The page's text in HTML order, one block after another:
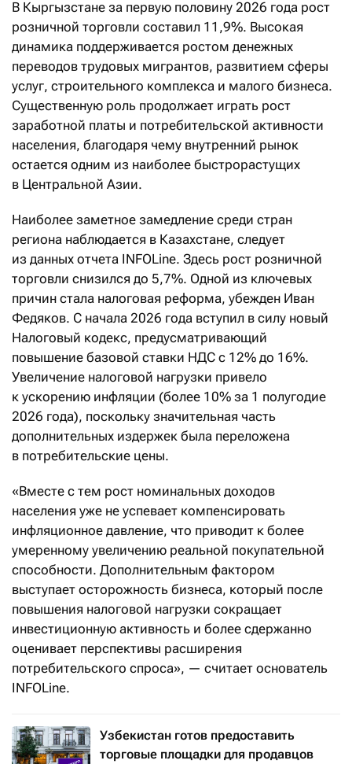
В Кыргызстане за первую половину 2026 года рост
розничной торговли составил 11,9%. Высокая
динамика поддерживается ростом денежных
переводов трудовых мигрантов, развитием сферы
услуг, строительного комплекса и малого бизнеса.
Существенную роль продолжает играть рост
заработной платы и потребительской активности
населения, благодаря чему внутренний рынок
остается одним из наиболее быстрорастущих
в Центральной Азии.
Наиболее заметное замедление среди стран
региона наблюдается в Казахстане, следует
из данных отчета INFOLine. Здесь рост розничной
торговли снизился до 5,7%. Одной из ключевых
причин стала налоговая реформа, убежден Иван
Федяков. С начала 2026 года вступил в силу новый
Налоговый кодекс, предусматривающий
повышение базовой ставки НДС с 12% до 16%.
Увеличение налоговой нагрузки привело
к ускорению инфляции (более 10% за 1 полугодие
2026 года), поскольку значительная часть
дополнительных издержек была переложена
в потребительские цены.
«Вместе с тем рост номинальных доходов
населения уже не успевает компенсировать
инфляционное давление, что приводит к более
умеренному увеличению реальной покупательной
способности. Дополнительным фактором
выступает осторожность бизнеса, который после
повышения налоговой нагрузки сокращает
инвестиционную активность и более сдержанно
оценивает перспективы расширения
потребительского спроса», — считает основатель
INFOLine.
Узбекистан готов предоставить
торговые площадки для продавцов